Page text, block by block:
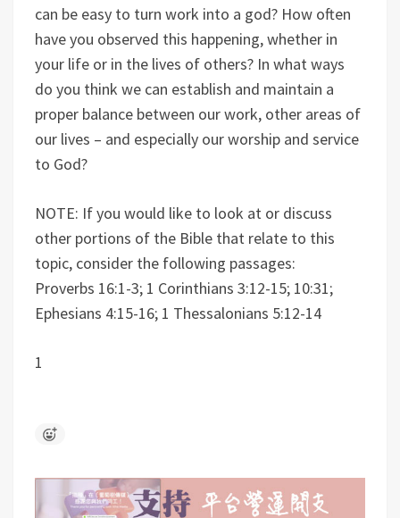
can be easy to turn work into a god? How often
have you observed this happening, whether in
your life or in the lives of others? In what ways
do you think we can establish and maintain a
proper balance between our work, other areas of
our lives – and especially our worship and service
to God?
NOTE: If you would like to look at or discuss
other portions of the Bible that relate to this
topic, consider the following passages:
Proverbs 16:1-3; 1 Corinthians 3:12-15; 10:31;
Ephesians 4:15-16; 1 Thessalonians 5:12-14
1